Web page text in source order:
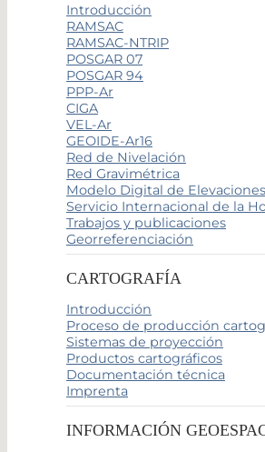
Introducción
RAMSAC
RAMSAC-NTRIP
POSGAR 07
POSGAR 94
PPP-Ar
CIGA
VEL-Ar
GEOIDE-Ar16
Red de Nivelación
Red Gravimétrica
Modelo Digital de Elevaciones
Servicio Internacional de la
Trabajos y publicaciones
Georreferenciación
CARTOGRAFÍA
Introducción
Proceso de producción
Sistemas de proyección
Productos cartográficos
Documentación técnica
Imprenta
INFORMACIÓN